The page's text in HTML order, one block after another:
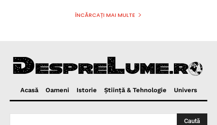
ÎNCĂRCAȚI MAI MULTE
Acasă Oameni Istorie Ştiinţă & Tehnologie Univers
Caută